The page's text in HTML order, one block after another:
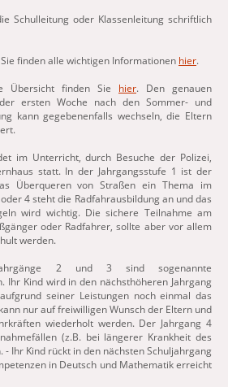
Schulleitung oder Klassenleitung schriftlich
finden alle wichtigen Informationen hier.
Übersicht finden Sie hier. Den genauen
ersten Woche nach den Sommer- und
kann gegebenenfalls wechseln, die Eltern
im Unterricht, durch Besuche der Polizei,
statt. In der Jahrgangsstufe 1 ist der
Überqueren von Straßen ein Thema im
4 steht die Radfahrausbildung an und das
wird wichtig. Die sichere Teilnahme am
oder Radfahrer, sollte aber vor allem
werden.
2 und 3 sind sogenannte
Ihr Kind wird in den nächsthöheren Jahrgang
seiner Leistungen noch einmal das
nur auf freiwilligen Wunsch der Eltern und
wiederholt werden. Der Jahrgang 4
(z.B. bei längerer Krankheit des
- Ihr Kind rückt in den nächsten Schuljahrgang
in Deutsch und Mathematik erreicht